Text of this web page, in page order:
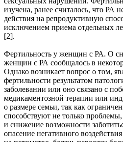
изучена, ранее считалось, что РА
действия на репродуктивную
исключением приема отдельных
[2].
Фертильность у женщин с РА. О
женщин с РА сообщалось в
Однако возникает вопрос о том,
фертильности результатом
заболевании или оно связано с
медикаментозной терапии или
о размере семьи, так как
способствуют не только
и снижение возможности
опасение негативного